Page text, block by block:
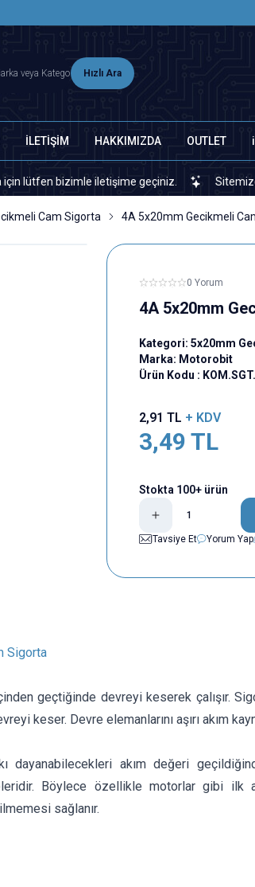
Hızlı Ara
İLETİŞİM HAKKIMIZDA OUTLET
bizimle iletişime geçiniz. Sitemizde
Cam Sigorta 4A 5x20mm Gecikmeli
0 Yorum
4A 5x20mm
Kategori: 5x20mm
Marka: Motorobit
Ürün Kodu :
2,91 TL + KDV
3,49 TL
Stokta 100+ ürün
Tavsiye Et
Yorum Yap
Sigorta
geçtiğinde devreyi keserek çalışır.
keser. Devre elemanlarını aşırı akım
dayanabilecekleri akım değeri
Böylece özellikle motorlar gibi ilk
sağlanır.